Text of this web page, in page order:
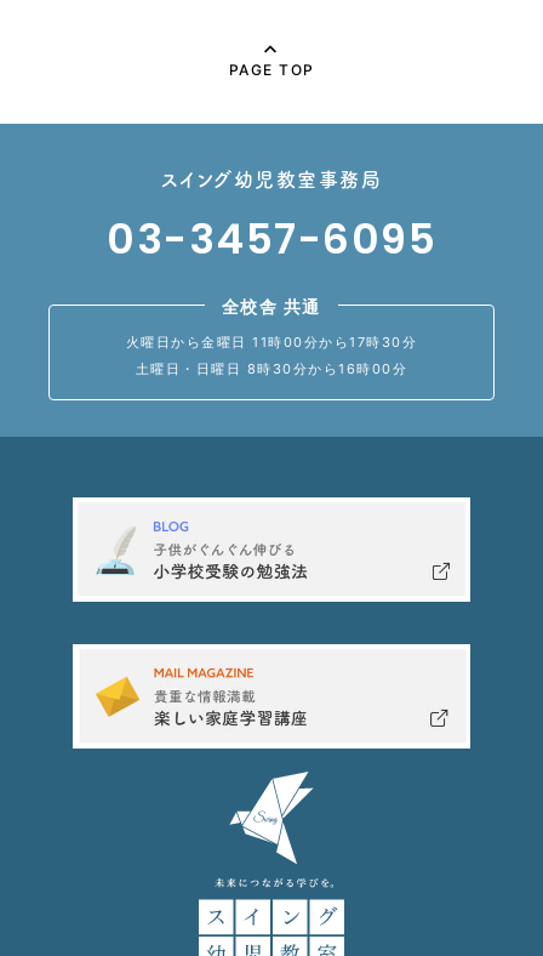
PAGE TOP
スイング幼児教室事務局
03-3457-6095
全校舎 共通
火曜日から金曜日 11時00分から17時30分
土曜日・日曜日 8時30分から16時00分